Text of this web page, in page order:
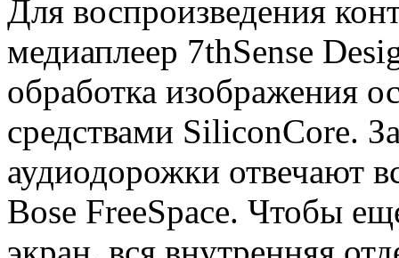
Для воспроизведения
медиаплеер 7thSense
обработка изображения
средствами SiliconCore.
аудиодорожки отвечают
Bose FreeSpace. Чтобы